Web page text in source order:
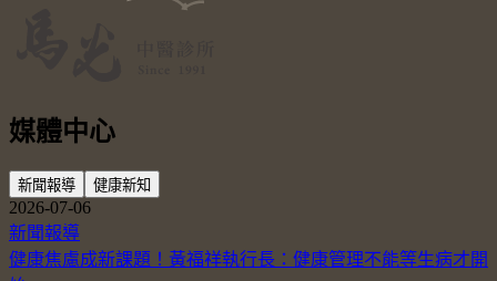
媒體中心
新聞報導 健康新知
2026-07-06
新聞報導
健康焦慮成新課題！黃福祥執行長：健康管理不能等生病才開